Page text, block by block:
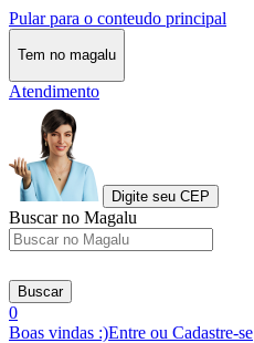
Pular para o conteudo principal
Tem no magalu
Atendimento
Digite seu CEP
Buscar no Magalu
Buscar
0
Boas vindas :)Entre ou Cadastre-se